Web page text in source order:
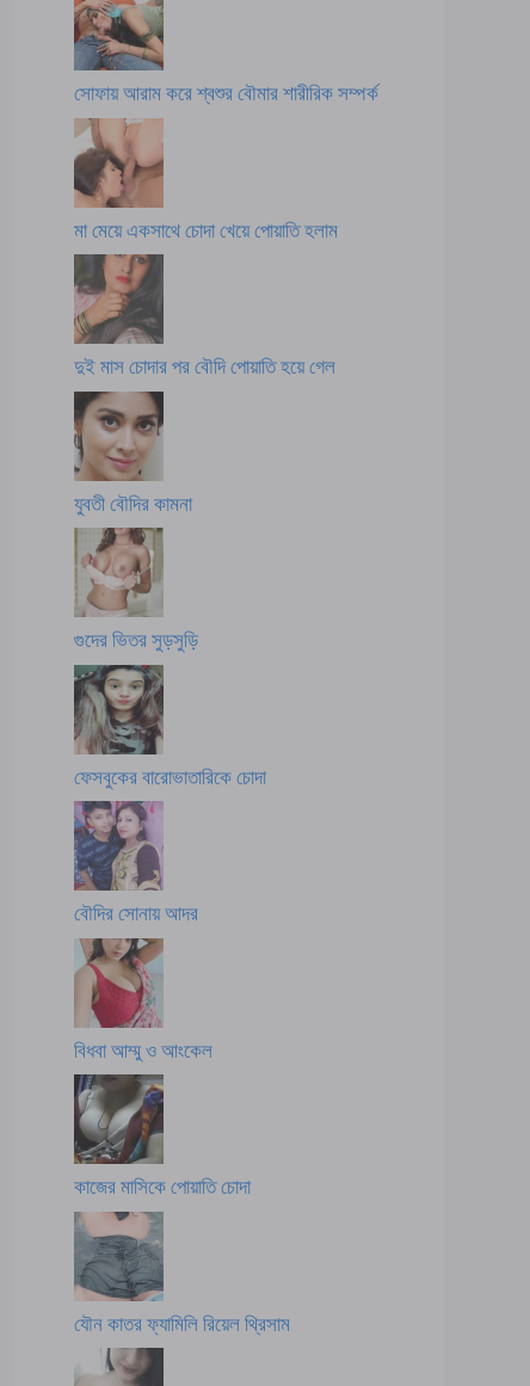
সোফায় আরাম করে শ্বশুর বৌমার শারীরিক সম্পর্ক
মা মেয়ে একসাথে চোদা খেয়ে পোয়াতি হলাম
দুই মাস চোদার পর বৌদি পোয়াতি হয়ে গেল
যুবতী বৌদির কামনা
গুদের ভিতর সুড়সুড়ি
ফেসবুকের বারোভাতারিকে চোদা
বৌদির সোনায় আদর
বিধবা আম্মু ও আংকেল
কাজের মাসিকে পোয়াতি চোদা
যৌন কাতর ফ্যামিলি রিয়েল থ্রিসাম